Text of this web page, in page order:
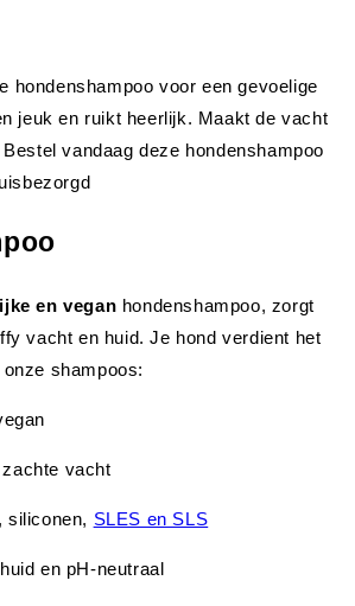
en vegan hondenshampoo, zorgt
vacht en huid. Je hond verdient het
shampoos:
vacht
siliconen, SLES en SLS
en pH-neutraal